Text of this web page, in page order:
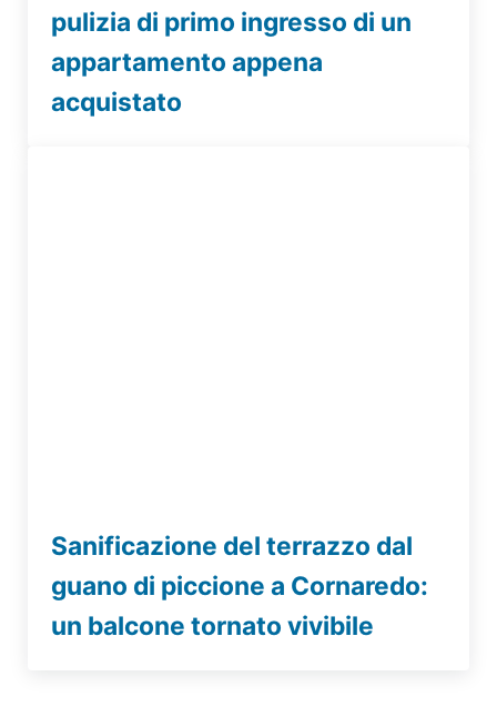
pulizia di primo ingresso di un
appartamento appena
acquistato
Sanificazione del terrazzo dal
guano di piccione a Cornaredo:
un balcone tornato vivibile